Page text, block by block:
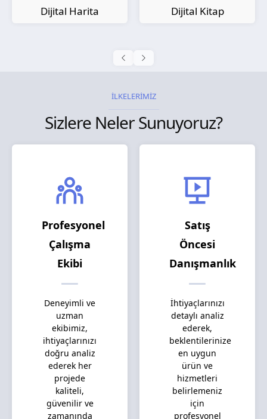
Dijital Kitap
İLKELERİMİZ
Sizlere Neler Sunuyoruz?
Profesyonel
Çalışma
Ekibi
Deneyimli ve
uzman
ekibimiz,
ihtiyaçlarınızı
doğru analiz
ederek her
projede
kaliteli,
güvenilir ve
zamanında
Satış
Öncesi
Danışmanlık
İhtiyaçlarınızı
detaylı analiz
ederek,
beklentilerinize
en uygun
ürün ve
hizmetleri
belirlemeniz
için
profesyonel